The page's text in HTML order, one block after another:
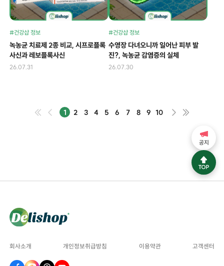
#건강샵 정보
녹농균 치료제 2종 비교, 시프로플록
사신과 레보플록사신
26.07.31
#건강샵 정보
수영장 다녀오니까 일어난 피부 발
진?, 녹농균 감염증의 실체
26.07.30
1 2 3 4 5 6 7 8 9 10
회사소개 개인정보취급방침 이용약관 고객센터
공지